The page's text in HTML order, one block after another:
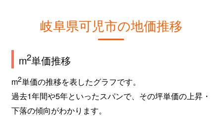
岐阜県可児市の地価推移
m2単価推移
m2単価の推移を表したグラフです。
過去1年間や5年といったスパンで、その坪単価の上昇・
下落の傾向がわかります。